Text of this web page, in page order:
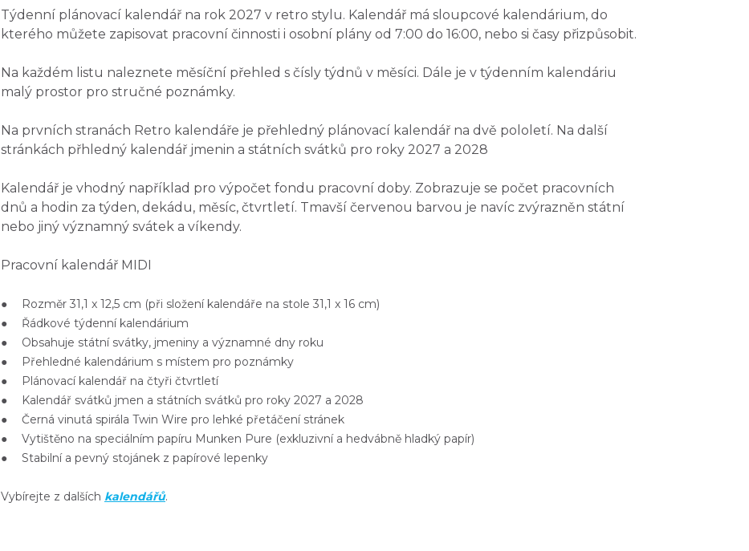
Týdenní plánovací kalendář na rok 2027 v retro stylu. Kalendář má sloupcové kalendárium, do
kterého můžete zapisovat pracovní činnosti i osobní plány od 7:00 do 16:00, nebo si časy přizpůsobit.
Na každém listu naleznete měsíční přehled s čísly týdnů v měsíci. Dále je v týdenním kalendáriu
malý prostor pro stručné poznámky.
Na prvních stranách Retro kalendáře je přehledný plánovací kalendář na dvě pololetí. Na další
stránkách přhledný kalendář jmenin a státních svátků pro roky 2027 a 2028
Kalendář je vhodný například pro výpočet fondu pracovní doby. Zobrazuje se počet pracovních
dnů a hodin za týden, dekádu, měsíc, čtvrtletí. Tmavší červenou barvou je navíc zvýrazněn státní
nebo jiný významný svátek a víkendy.
Pracovní kalendář MIDI
● Rozměr 31,1 x 12,5 cm (při složení kalendáře na stole 31,1 x 16 cm)
● Řádkové týdenní kalendárium
● Obsahuje státní svátky, jmeniny a významné dny roku
● Přehledné kalendárium s místem pro poznámky
● Plánovací kalendář na čtyři čtvrtletí
● Kalendář svátků jmen a státních svátků pro roky 2027 a 2028
● Černá vinutá spirála Twin Wire pro lehké přetáčení stránek
● Vytištěno na speciálním papíru Munken Pure (exkluzivní a hedvábně hladký papír)
● Stabilní a pevný stojánek z papírové lepenky
Vybírejte z dalších kalendářů.